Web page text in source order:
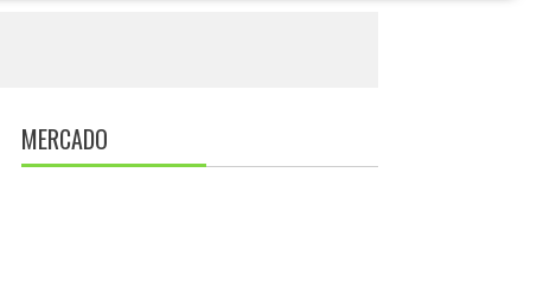
MERCADO